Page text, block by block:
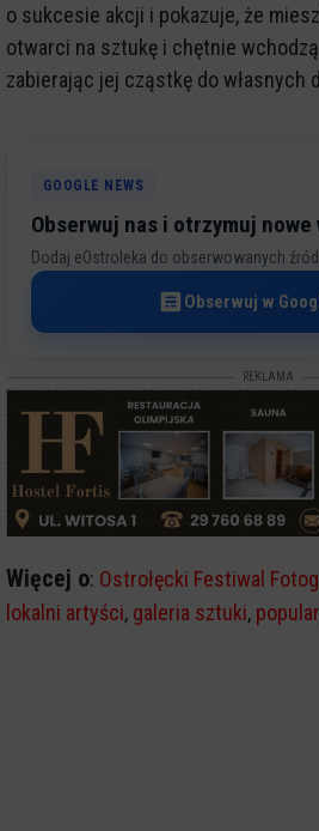
o sukcesie akcji i pokazuje, że
otwarci na sztukę i chętnie
zabierając jej cząstkę do własnych
GOOGLE NEWS
Obserwuj nas i otrzymuj nowe
Dodaj eOstroleka do obserwowanych
Obserwuj w
REKLAMA
Więcej o: Ostrołęcki Festiwal
lokalni artyści, galeria sztuki,